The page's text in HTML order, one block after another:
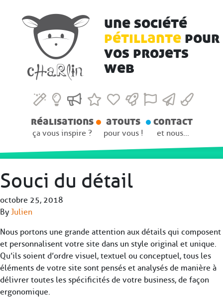
une société
pétillante pour
vos projets
web
réalisations
ça vous inspire ?
atouts
pour vous !
contact
et nous...
Souci du détail
octobre 25, 2018
By Julien
Nous portons une grande attention aux détails qui composent
et personnalisent votre site dans un style original et unique.
Qu’ils soient d’ordre visuel, textuel ou conceptuel, tous les
éléments de votre site sont pensés et analysés de manière à
délivrer toutes les spécificités de votre business, de façon
ergonomique.